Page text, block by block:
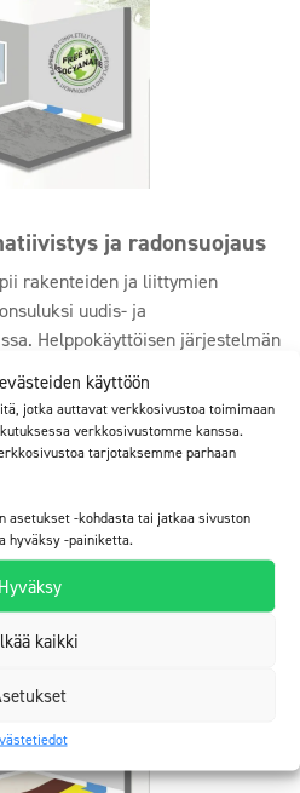
käyttöön
jotka auttavat verkkosivustoa toimimaan
verkkosivustomme kanssa.
tarjotaksemme parhaan
asetukset -kohdasta tai jatkaa sivuston
hyväksy -painiketta.
Hyväksy
kaikki
ja radonsuojaus
rakenteiden ja liittymien
uudis- ja
Helppokäyttöisen järjestelmän